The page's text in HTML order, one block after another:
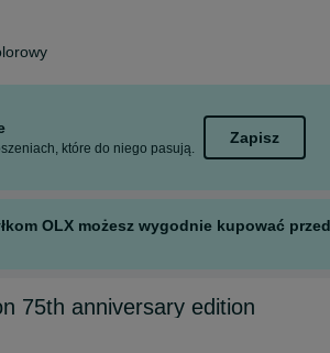
które do niego pasują.
Zapisz
OLX możesz wygodnie kupować
75th anniversary edition